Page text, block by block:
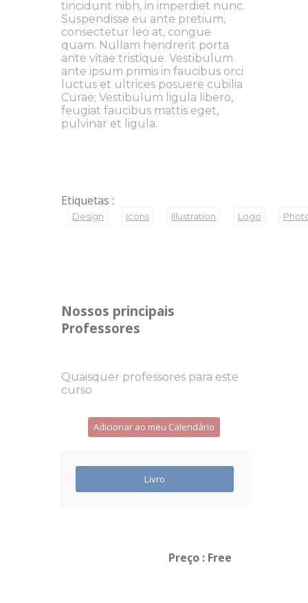
tincidunt nibh, in imperdiet nunc.
Suspendisse eu ante pretium,
consectetur leo at, congue
quam. Nullam hendrerit porta
ante vitae tristique. Vestibulum
ante ipsum primis in faucibus orci
luctus et ultrices posuere cubilia
Curae; Vestibulum ligula libero,
feugiat faucibus mattis eget,
pulvinar et ligula.
Etiquetas :
Design Icons Illustration Logo
Nossos principais
Professores
Quaisquer professores para este
curso
Adicionar ao meu Calendário
Preço : Free